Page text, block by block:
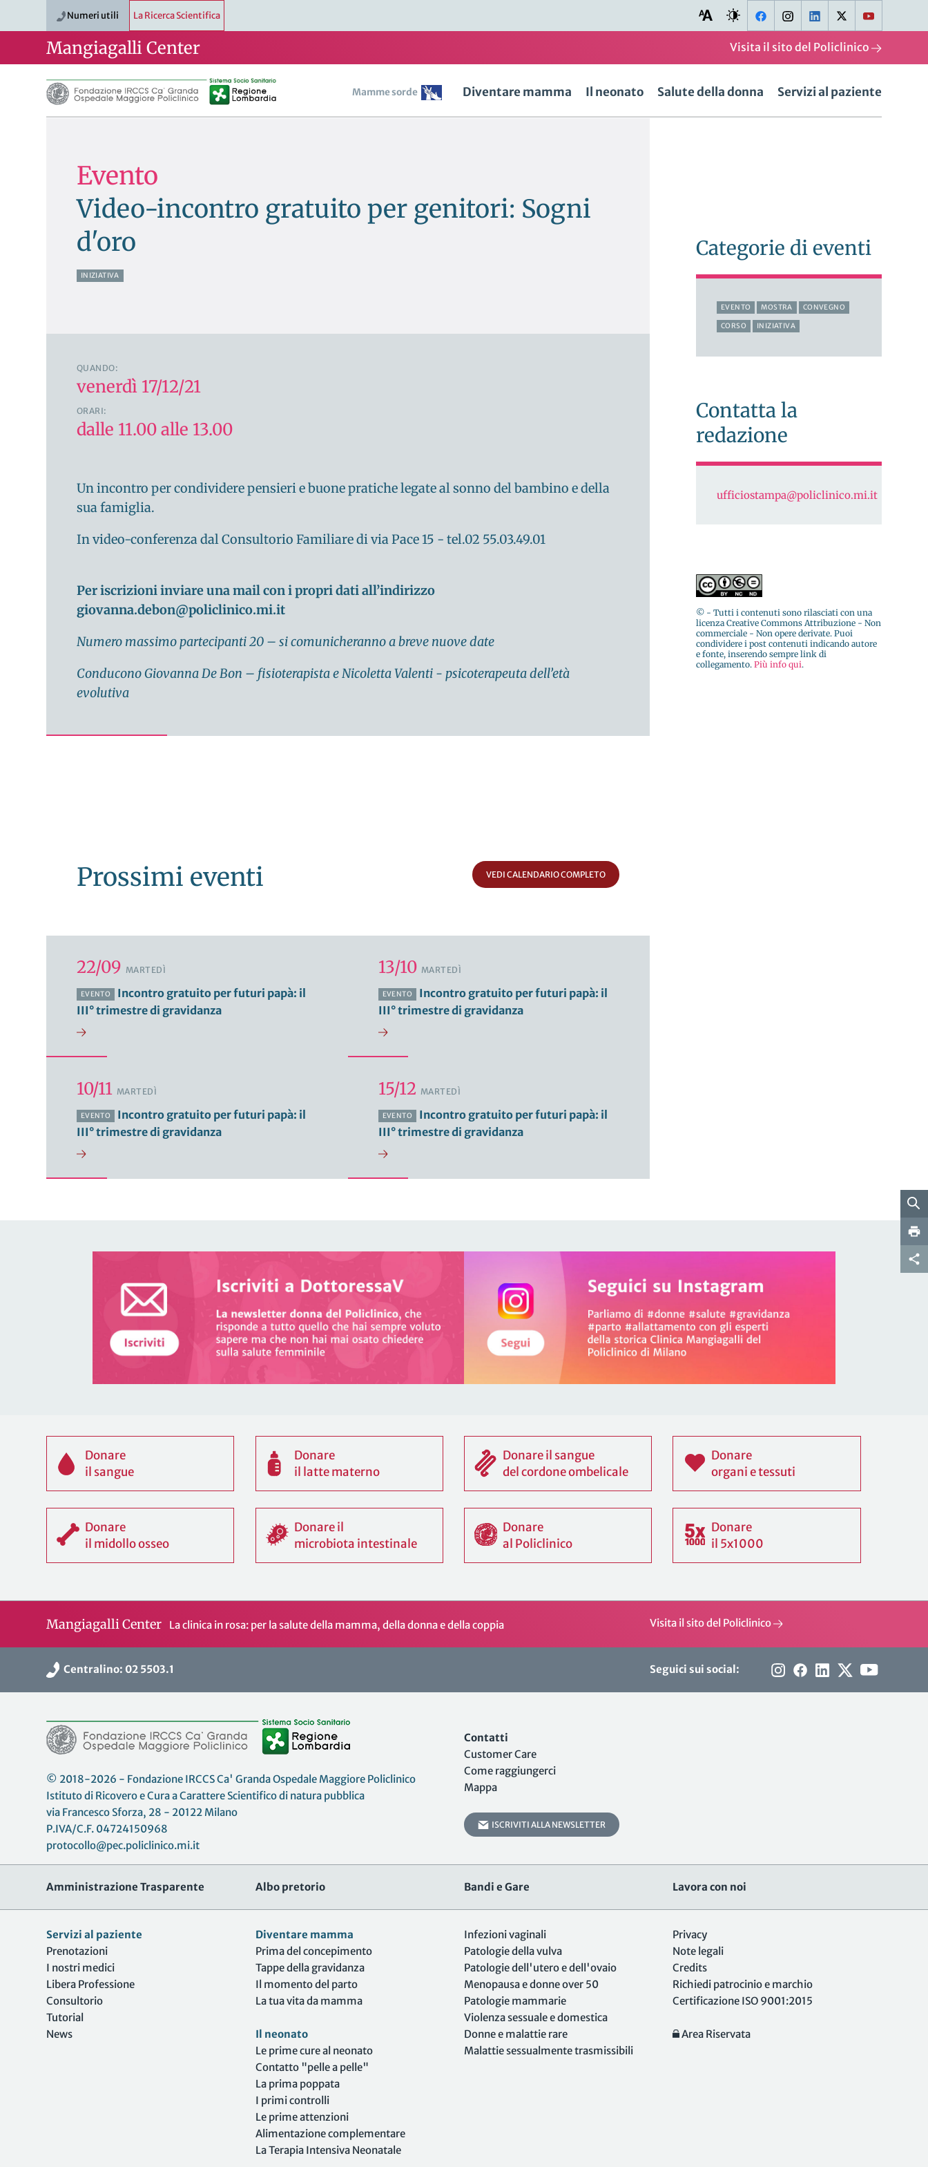
Numeri utili La Ricerca Scientifica
Mangiagalli Center Visita il sito del Policlinico
Mamme sorde Diventare mamma Il neonato Salute della donna Servizi al paziente
Evento
Video-incontro gratuito per genitori: Sogni
d'oro
INIZIATIVA
QUANDO:
venerdì 17/12/21
ORARI:
dalle 11.00 alle 13.00
Un incontro per condividere pensieri e buone pratiche legate al sonno del bambino e della
sua famiglia.
In video-conferenza dal Consultorio Familiare di via Pace 15 - tel.02 55.03.49.01
Per iscrizioni inviare una mail con i propri dati all’indirizzo
giovanna.debon@policlinico.mi.it
Numero massimo partecipanti 20 – si comunicheranno a breve nuove date
Conducono Giovanna De Bon – fisioterapista e Nicoletta Valenti - psicoterapeuta dell’età
evolutiva
Prossimi eventi VEDI CALENDARIO COMPLETO
22/09 MARTEDÌ
EVENTO
Incontro gratuito per futuri papà: il
III° trimestre di gravidanza
13/10 MARTEDÌ
EVENTO
Incontro gratuito per futuri papà: il
III° trimestre di gravidanza
10/11 MARTEDÌ
EVENTO
Incontro gratuito per futuri papà: il
III° trimestre di gravidanza
15/12 MARTEDÌ
EVENTO
Incontro gratuito per futuri papà: il
III° trimestre di gravidanza
Categorie di eventi
EVENTO MOSTRA CONVEGNO
CORSO INIZIATIVA
Contatta la
redazione
ufficiostampa@policlinico.mi.it
© - Tutti i contenuti sono rilasciati con una
licenza Creative Commons Attribuzione - Non
commerciale - Non opere derivate. Puoi
condividere i post contenuti indicando autore
e fonte, inserendo sempre link di
collegamento. Più info qui.
Donare
il sangue
Donare
il latte materno
Donare il sangue
del cordone ombelicale
Donare
organi e tessuti
Donare
il midollo osseo
Donare il
microbiota intestinale
Donare
al Policlinico
Donare
il 5x1000
Mangiagalli Center La clinica in rosa: per la salute della mamma, della donna e della coppia Visita il sito del Policlinico
Centralino: 02 5503.1 Seguici sui social:
© 2018-2026 - Fondazione IRCCS Ca' Granda Ospedale Maggiore Policlinico
Istituto di Ricovero e Cura a Carattere Scientifico di natura pubblica
via Francesco Sforza, 28 - 20122 Milano
P.IVA/C.F. 04724150968
protocollo@pec.policlinico.mi.it
Contatti
Customer Care
Come raggiungerci
Mappa
ISCRIVITI ALLA NEWSLETTER
Amministrazione Trasparente Albo pretorio Bandi e Gare Lavora con noi
Servizi al paziente
Prenotazioni
I nostri medici
Libera Professione
Consultorio
Tutorial
News
Diventare mamma
Prima del concepimento
Tappe della gravidanza
Il momento del parto
La tua vita da mamma
Il neonato
Le prime cure al neonato
Contatto "pelle a pelle"
La prima poppata
I primi controlli
Le prime attenzioni
Alimentazione complementare
La Terapia Intensiva Neonatale
Infezioni vaginali
Patologie della vulva
Patologie dell'utero e dell'ovaio
Menopausa e donne over 50
Patologie mammarie
Violenza sessuale e domestica
Donne e malattie rare
Malattie sessualmente trasmissibili
Privacy
Note legali
Credits
Richiedi patrocinio e marchio
Certificazione ISO 9001:2015
Area Riservata